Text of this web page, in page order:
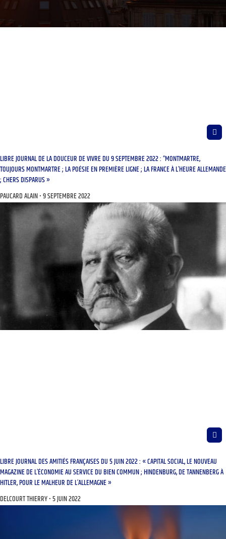
LIBRE JOURNAL DE LA DOUCEUR DE VIVRE DU 9 SEPTEMBRE 2022 : “MONTMARTRE,
TOUJOURS MONTMARTRE ; LA POÉSIE EN PREMIÈRE LIGNE ; LA FRANCE À L’HEURE ALLEMANDE
; CHERS DISPARUS »
PAUCARD ALAIN 9 SEPTEMBRE 2022
LIBRE JOURNAL DES AMITIÉS FRANÇAISES DU 5 JUIN 2022 : « CAPITAL SOCIAL, LE NOUVEAU
MAGAZINE DE L’ÉCONOMIE AU SERVICE DU BIEN COMMUN ; HINDENBURG, DE TANNENBERG À
HITLER, POUR LE MALHEUR DE L’ALLEMAGNE »
DELCOURT THIERRY 5 JUIN 2022